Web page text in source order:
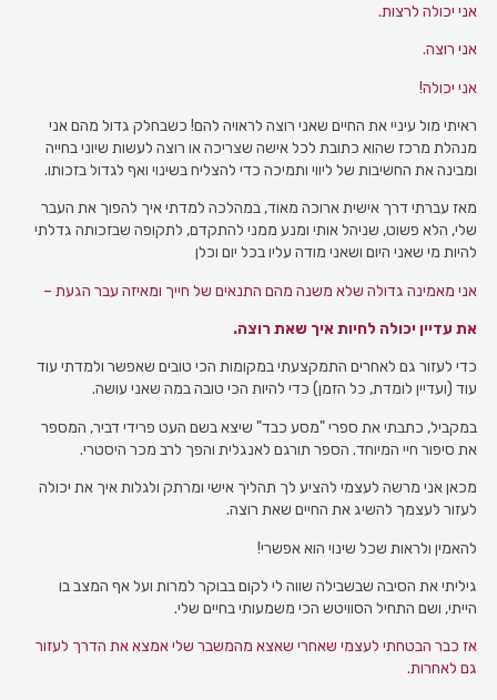
אני יכולה לרצות.
אני רוצה.
אני יכולה!
ראיתי מול עיניי את החיים שאני רוצה לראויה להם! כשבחלק גדול מהם אני
מנהלת מרכז שהוא כתובת לכל אישה שצריכה או רוצה לעשות שיוני בחייה
ומבינה את החשיבות של ליווי ותמיכה כדי להצליח בשינוי ואף לגדול בזכותו.
מאז עברתי דרך אישית ארוכה מאוד, במהלכה למדתי איך להפוך את העבר
שלי, הלא פשוט, שניהל אותי ומנע ממני להתקדם, לתקופה שבזכותה גדלתי
להיות מי שאני היום ושאני מודה עליו בכל יום וכלן
אני מאמינה גדולה שלא משנה מהם התנאים של חייך ומאיזה עבר הגעת –
את עדיין יכולה לחיות איך שאת רוצה.
כדי לעזור גם לאחרים התמקצעתי במקומות הכי טובים שאפשר ולמדתי עוד
עוד (ועדיין לומדת, כל הזמן) כדי להיות הכי טובה במה שאני עושה.
במקביל, כתבתי את ספרי "מסע כבד" שיצא בשם העט פרידי דביר, המספר
את סיפור חיי המיוחד. הספר תורגם לאנגלית והפך לרב מכר היסטרי.
מכאן אני מרשה לעצמי להציע לך תהליך אישי ומרתק ולגלות איך את יכולה
לעזור לעצמך להשיג את החיים שאת רוצה.
להאמין ולראות שכל שינוי הוא אפשרי!
גיליתי את הסיבה שבשבילה שווה לי לקום בבוקר למרות ועל אף המצב בו
הייתי, ושם התחיל הסוויטש הכי משמעותי בחיים שלי.
אז כבר הבטחתי לעצמי שאחרי שאצא מהמשבר שלי אמצא את הדרך לעזור
גם לאחרות.